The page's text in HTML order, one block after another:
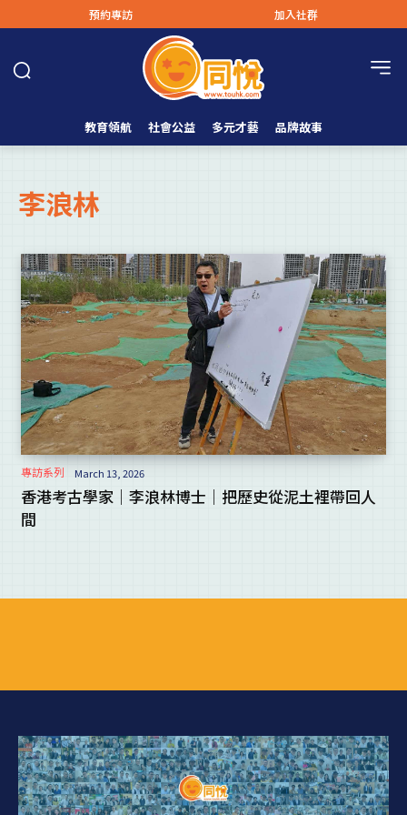
預約專訪 加入社群
教育領航 社會公益 多元才藝 品牌故事
李浪林
專訪系列 March 13, 2026
香港考古學家｜李浪林博士｜把歷史從泥土裡帶回人
間